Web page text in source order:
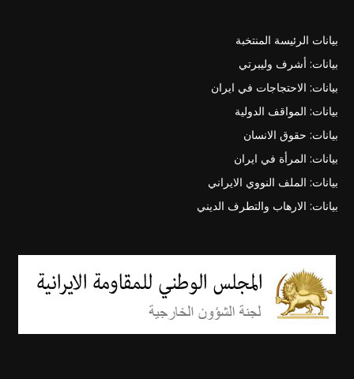
بيانات الرئيسة المنتخبة
بيانات: أشرف وليبرتي
بيانات: الاحتجاجات في ايران
بيانات: المواقف الدولية
بيانات: حقوق الانسان
بيانات: المرأة في ايران
بيانات: الملف النووي الايراني
بيانات: الارهاب والتطرف الديني